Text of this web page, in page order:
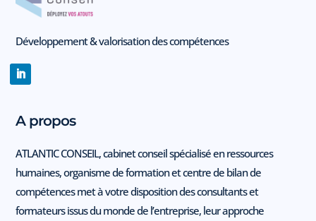
Développement & valorisation des compétences
A propos
ATLANTIC CONSEIL, cabinet conseil spécialisé en ressources
humaines, organisme de formation et centre de bilan de
compétences met à votre disposition des consultants et
formateurs issus du monde de l’entreprise, leur approche